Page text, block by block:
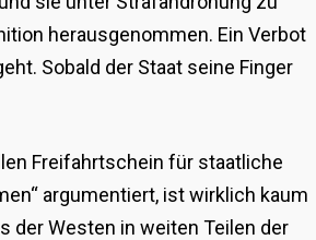
herausgenommen. Ein Verbot
Sobald der Staat seine Finger
Freifahrtschein für staatliche
argumentiert, ist wirklich kaum
der Westen in weiten Teilen der